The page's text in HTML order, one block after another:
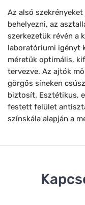
Az alsó
behelyezni, az
szerkezetük révén a
laboratóriumi igényt
méretük optimális,
tervezve. Az ajtók
görgős síneken
biztosít. Esztétikus,
festett felület
színskála alapján a